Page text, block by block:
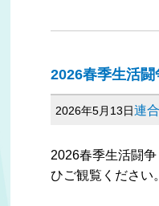
2026春季生活闘
2026年5月13日連
2026春季生活闘
ひご観覧ください